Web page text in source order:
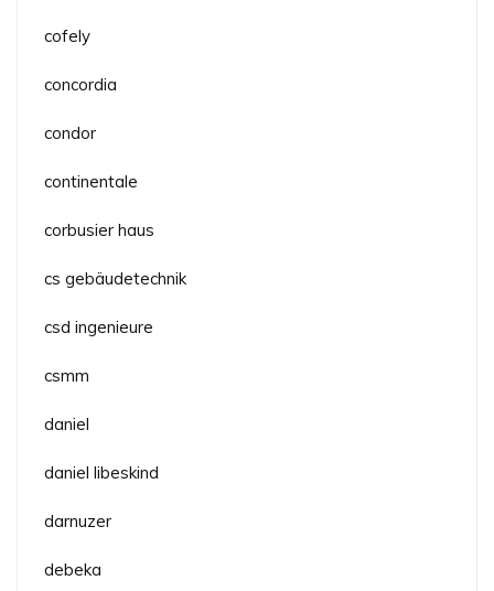
cofely
concordia
condor
continentale
corbusier haus
cs gebäudetechnik
csd ingenieure
csmm
daniel
daniel libeskind
darnuzer
debeka